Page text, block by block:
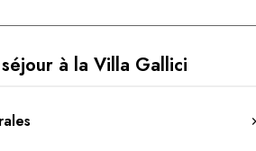
à la Villa Gallici